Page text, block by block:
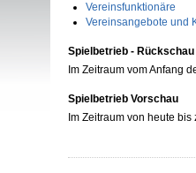
Vereinsfunktionäre
Vereinsangebote und
Spielbetrieb - Rückschau
Im Zeitraum vom Anfang
Spielbetrieb Vorschau
Im Zeitraum von heute